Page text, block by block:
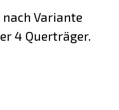
nach Variante
4 Querträger.